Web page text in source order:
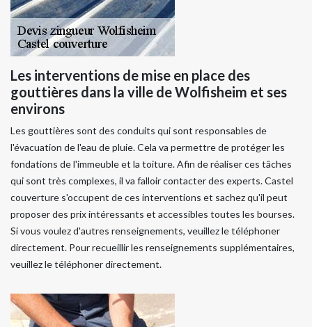
Les interventions de mise en place des
gouttières dans la ville de Wolfisheim et ses
environs
Les gouttières sont des conduits qui sont responsables de
l'évacuation de l'eau de pluie. Cela va permettre de protéger les
fondations de l'immeuble et la toiture. Afin de réaliser ces tâches
qui sont très complexes, il va falloir contacter des experts. Castel
couverture s'occupent de ces interventions et sachez qu'il peut
proposer des prix intéressants et accessibles toutes les bourses.
Si vous voulez d'autres renseignements, veuillez le téléphoner
directement. Pour recueillir les renseignements supplémentaires,
veuillez le téléphoner directement.